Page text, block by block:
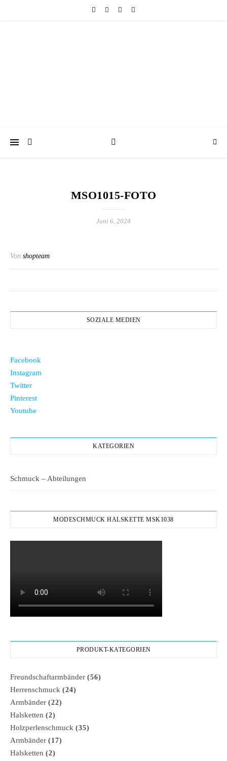
MSO1015-FOTO
Juni 6, 2024
Von shopteam
SOZIALE MEDIEN
Facebook
Instagram
Twitter
Pinterest
Youtube
KATEGORIEN
Schmuck – Abteilungen
MODESCHMUCK HALSKETTE MSK1038
PRODUKT-KATEGORIEN
Freundschaftarmbänder (56)
Herrenschmuck (24)
Armbänder (22)
Halsketten (2)
Holzperlenschmuck (35)
Armbänder (17)
Halsketten (2)